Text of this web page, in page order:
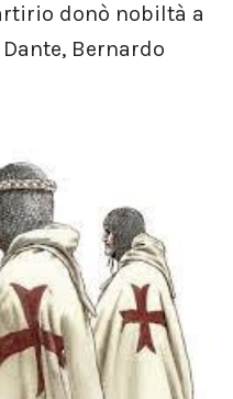
donò nobiltà a
Bernardo